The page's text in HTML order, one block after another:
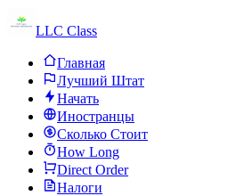
LLC Class
Главная
Лучший Штат
Начать
Иностранцы
Сколько Стоит
How Long
Direct Order
Налоги